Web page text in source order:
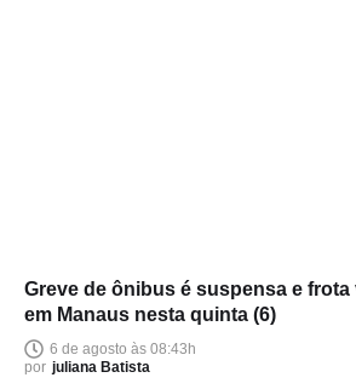
Greve de ônibus é suspensa e
em Manaus nesta quinta (6)
6 de agosto às 08:43h
por juliana Batista